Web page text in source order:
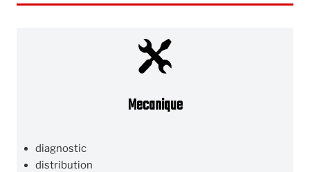
Mecanique
diagnostic
distribution